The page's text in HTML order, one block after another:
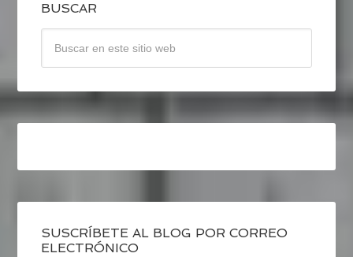
BUSCAR
SUSCRÍBETE AL BLOG POR CORREO
ELECTRÓNICO